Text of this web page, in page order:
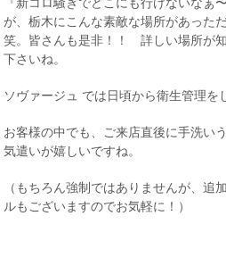
が、栃木にこんな素敵な場所があった
笑。皆さんも是非！！ 詳しい場所が
下さいね。
ソヴァージュ では日頃から衛生管理を
お客様の中でも、ご来店直後に手洗い
気遣いが嬉しいですね。
（もちろん強制ではありませんが、追
ルもございますのでお気軽に！）